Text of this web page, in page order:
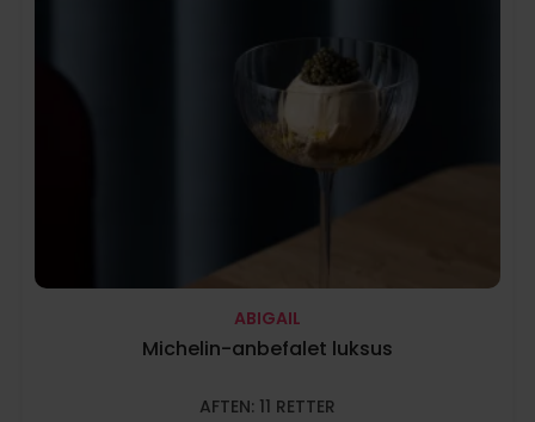
ABIGAIL
Michelin-anbefalet luksus
AFTEN: 11 RETTER